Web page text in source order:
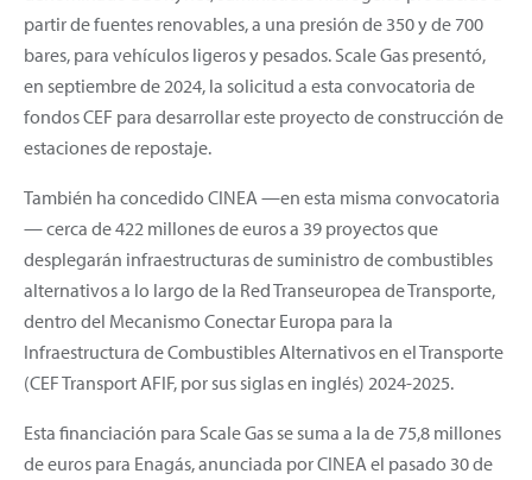
partir de fuentes renovables, a una presión de 350 y de 700
bares, para vehículos ligeros y pesados. Scale Gas presentó,
en septiembre de 2024, la solicitud a esta convocatoria de
fondos CEF para desarrollar este proyecto de construcción de
estaciones de repostaje.
También ha concedido CINEA —en esta misma convocatoria
— cerca de 422 millones de euros a 39 proyectos que
desplegarán infraestructuras de suministro de combustibles
alternativos a lo largo de la Red Transeuropea de Transporte,
dentro del Mecanismo Conectar Europa para la
Infraestructura de Combustibles Alternativos en el Transporte
(CEF Transport AFIF, por sus siglas en inglés) 2024-2025.
Esta financiación para Scale Gas se suma a la de 75,8 millones
de euros para Enagás, anunciada por CINEA el pasado 30 de